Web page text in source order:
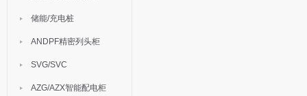
储能/充电桩
ANDPF精密列头柜
SVG/SVC
AZG/AZX智能配电柜